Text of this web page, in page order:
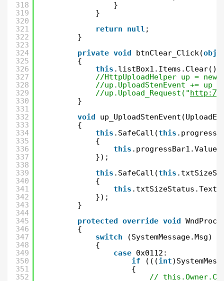
318
319
320
321
322
323
324
325
326
327
328
329
330
331
332
333
334
335
336
337
338
339
340
341
342
343
344
345
346
347
348
349
350
351
352
}
}
return
null ;
}
private void btnClear_Click(
{
this .listBox1.Items.Clear();
//HttpUploadHelper up =
//up.UploadStenEvent +=
//up.Upload_Request("http://
}
void
{
this .SafeCall(this
{
this .progressBar1.Value
});
this .SafeCall(this
{
this .txtSizeStatus.Text
});
}
protected override void WndProc(
{
switch
(SystemMessage.Msg)
{
case 0x0112:
if
(((int
{
//